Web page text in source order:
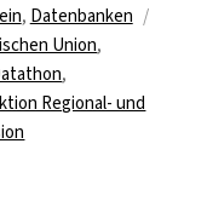
, Datenbanken
Union,
,
Regional- und